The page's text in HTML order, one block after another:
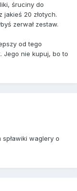
śruciny do
20 złotych.
zerwał zestaw.
od tego
Jego nie kupuj, bo to
waglery o